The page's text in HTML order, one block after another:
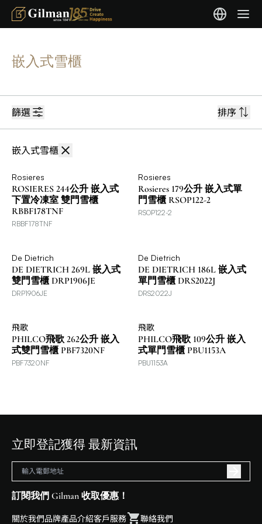
嵌入式雪櫃
篩選 排序
嵌入式雪櫃
Rosieres
ROSIERES 244公升 嵌入式
下置冷凍室 雙門雪櫃
RBBF178TNF
RBBF178TNF
Rosieres
Rosieres 179公升 嵌入式單
門雪櫃 RSOP122-2
RSOP122-2
De Dietrich
DE DIETRICH 269L 嵌入式
雙門雪櫃 DRP1906JE
DRP1906JE
De Dietrich
DE DIETRICH 186L 嵌入式
單門雪櫃 DRS2022J
DRS2022J
飛歌
PHILCO飛歌 262公升 嵌入
式雙門雪櫃 PBF7320NF
PBF7320NF
飛歌
PHILCO飛歌 109公升 嵌入
式單門雪櫃 PBU1153A
PBU1153A
立即登記獲得 最新資訊
訂閱我們 Gilman 收取優惠！
關於我們品牌產品介紹客戶服務 聯絡我們